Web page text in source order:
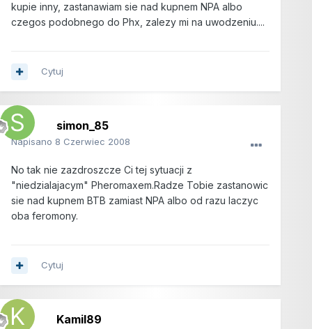
kupie inny, zastanawiam sie nad kupnem NPA albo
czegos podobnego do Phx, zalezy mi na uwodzeniu....
Cytuj
simon_85
Napisano 8 Czerwiec 2008
No tak nie zazdroszcze Ci tej sytuacji z
"niedzialajacym" Pheromaxem.Radze Tobie zastanowic
sie nad kupnem BTB zamiast NPA albo od razu laczyc
oba feromony.
Cytuj
Kamil89